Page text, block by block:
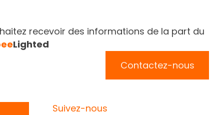
recevoir des informations de la part du
Lighted
Contactez-nous
Suivez-nous